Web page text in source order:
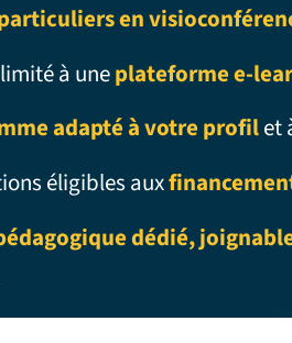
en
à uneplateforme e-
adapté à votre profilet
éligibles aux
dédié,